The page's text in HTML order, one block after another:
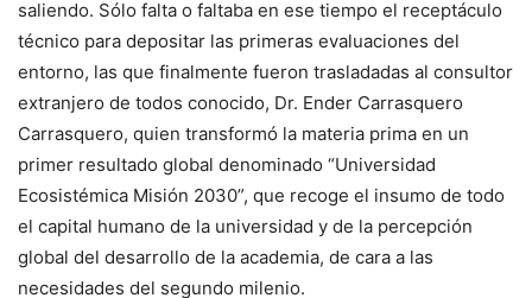
saliendo. Sólo falta o faltaba en ese tiempo el receptáculo
técnico para depositar las primeras evaluaciones del
entorno, las que finalmente fueron trasladadas al consultor
extranjero de todos conocido, Dr. Ender Carrasquero
Carrasquero, quien transformó la materia prima en un
primer resultado global denominado “Universidad
Ecosistémica Misión 2030”, que recoge el insumo de todo
el capital humano de la universidad y de la percepción
global del desarrollo de la academia, de cara a las
necesidades del segundo milenio.